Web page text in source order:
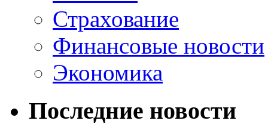
Страхование
Финансовые новости
Экономика
Последние новости